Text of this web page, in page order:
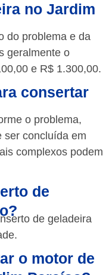
no Jardim
do problema e da
geralmente o
e R$ 1.300,00.
consertar
o problema,
ser concluída em
complexos podem
de
de geladeira
o motor de